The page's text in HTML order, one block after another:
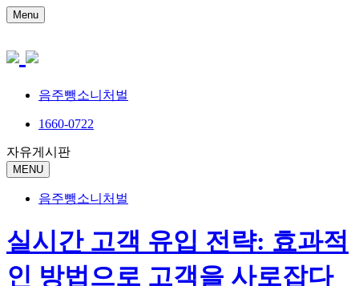
Menu
음주뺑소니처벌
1660-0722
자유게시판
MENU
음주뺑소니처벌
실시간 고객 유입 전략: 효과적
인 방법으로 고객을 사로잡다